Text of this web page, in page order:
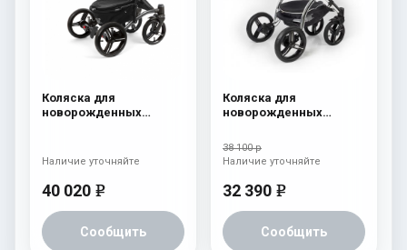
Коляска для
новорожденных
40 020 e
Сообщить
Наличие уточняйте
Коляска для
новорожденных
Chrome) White
38 100 р
32 390 e
Сообщить
Наличие уточняйте